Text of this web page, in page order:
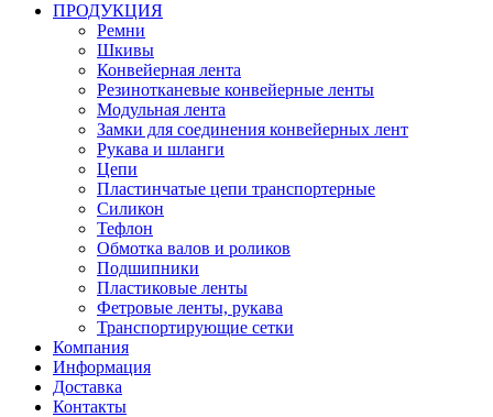
ПРОДУКЦИЯ
Ремни
Шкивы
Конвейерная лента
Резинотканевые конвейерные ленты
Модульная лента
Замки для соединения конвейерных лент
Рукава и шланги
Цепи
Пластинчатые цепи транспортерные
Силикон
Тефлон
Обмотка валов и роликов
Подшипники
Пластиковые ленты
Фетровые ленты, рукава
Транспортирующие сетки
Компания
Информация
Доставка
Контакты